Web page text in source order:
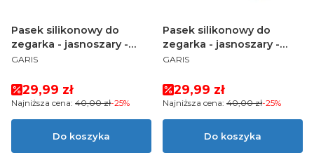
Pasek silikonowy do
zegarka - jasnoszary -
22mm
PRODUCENT
GARIS
Cena promocyjna
29,99 zł
Najniższa cena: 40,00 zł-25%
Do koszyka
Pasek silikonowy do
zegarka - jasnoszary -
22mm
PRODUCENT
GARIS
Cena promocyjna
29,99 zł
Najniższa cena: 40,00 zł-25%
Do koszyka